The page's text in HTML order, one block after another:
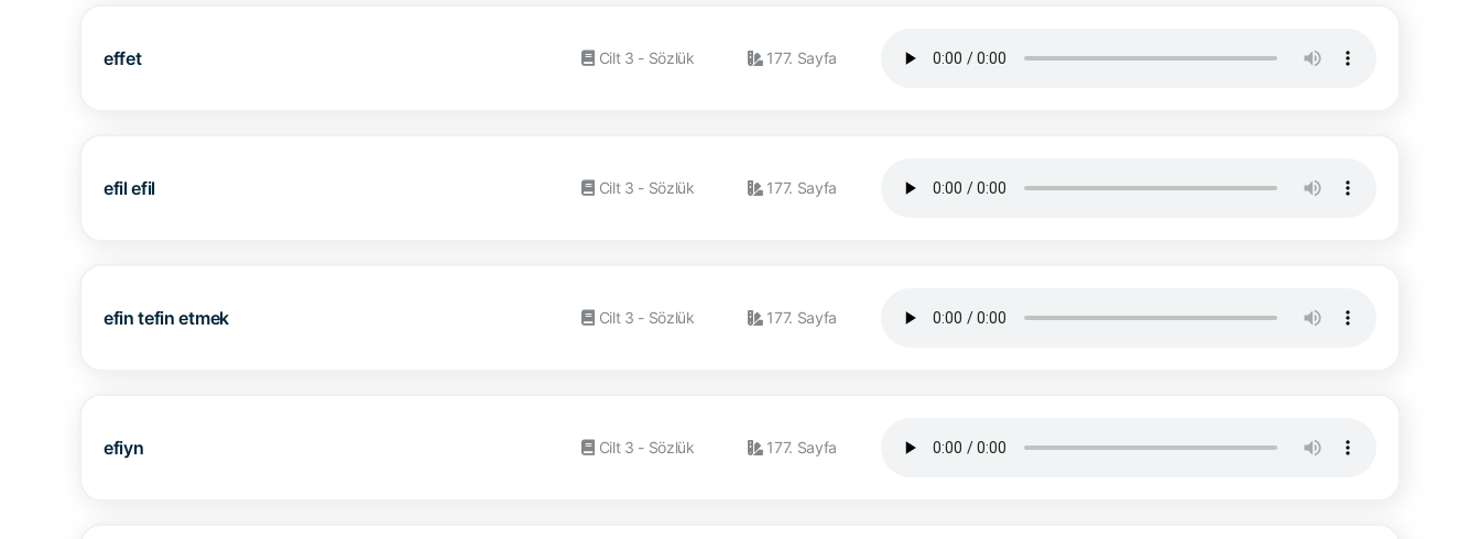
effet Cilt 3 - Sözlük 177. Sayfa
efil efil Cilt 3 - Sözlük 177. Sayfa
efin tefin etmek Cilt 3 - Sözlük 177. Sayfa
efiyn Cilt 3 - Sözlük 177. Sayfa